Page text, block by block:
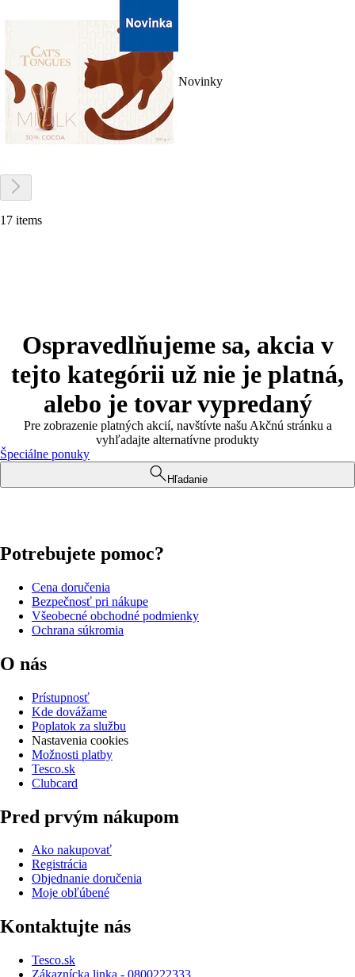
Novinky
17 items
Ospravedlňujeme sa, akcia v
tejto kategórii už nie je platná,
alebo je tovar vypredaný
Pre zobrazenie platných akcií, navštívte našu Akčnú stránku a
vyhľadajte alternatívne produkty
Špeciálne ponuky
Hľadanie
Potrebujete pomoc?
Cena doručenia
Bezpečnosť pri nákupe
Všeobecné obchodné podmienky
Ochrana súkromia
O nás
Prístupnosť
Kde dovážame
Poplatok za službu
Nastavenia cookies
Možnosti platby
Tesco.sk
Clubcard
Pred prvým nákupom
Ako nakupovať
Registrácia
Objednanie doručenia
Moje obľúbené
Kontaktujte nás
Tesco.sk